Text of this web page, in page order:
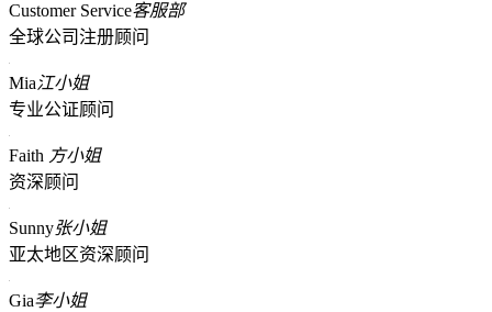
Customer Service客服部
全球公司注册顾问
Mia江小姐
专业公证顾问
Faith 方小姐
资深顾问
Sunny张小姐
亚太地区资深顾问
Gia李小姐